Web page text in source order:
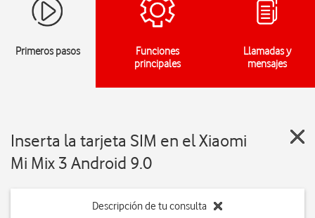
Primeros pasos
Funciones
principales
Llamadas y
mensajes
Inserta la tarjeta SIM en el Xiaomi
Mi Mix 3 Android 9.0
Descripción de tu consulta